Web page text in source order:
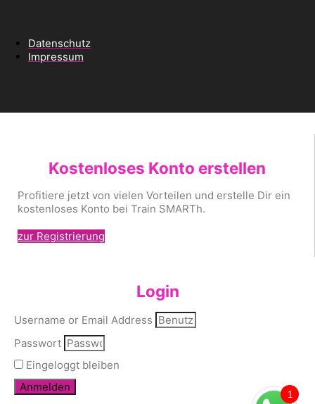
Datenschutz
Impressum
1
Kostenloses Konto erstellen
Profitiere jetzt von vielen Vorteilen und erstelle Dir ein
kostenloses Konto bei Train SMARTh.
zur Registrierung
Login
Username or Email Address
Passwort
Eingeloggt bleiben
Anmelden